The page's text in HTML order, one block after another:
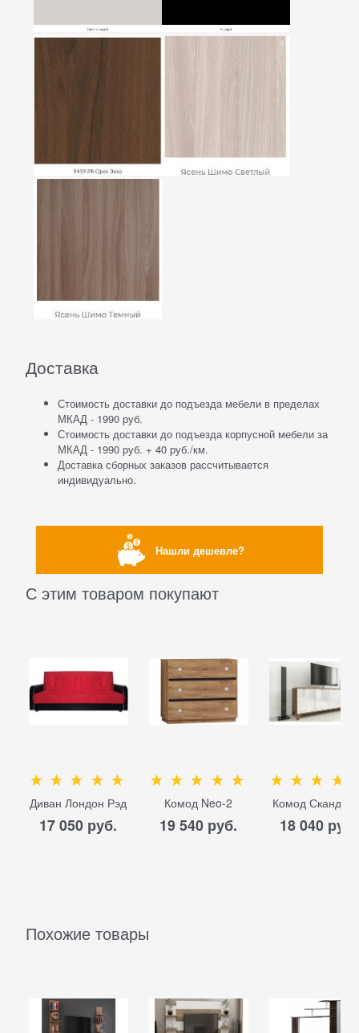
Доставка
Стоимость доставки до подъезда мебели в пределах
МКАД - 1990 руб.
Стоимость доставки до подъезда корпусной мебели за
МКАД - 1990 руб. + 40 руб./км.
Доставка сборных заказов рассчитывается
индивидуально.
Нашли дешевле?
С этим товаром покупают
Диван Лондон Рэд
17 050 руб.
Комод Neo-2
19 540 руб.
Комод Сканди-
18 040 руб.
Похожие товары